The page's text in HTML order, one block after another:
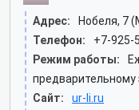
Адрес:
Нобеля, 7
Телефон:
+7-925-
Режим работы:
предварительному
Сайт:
ur-li.ru